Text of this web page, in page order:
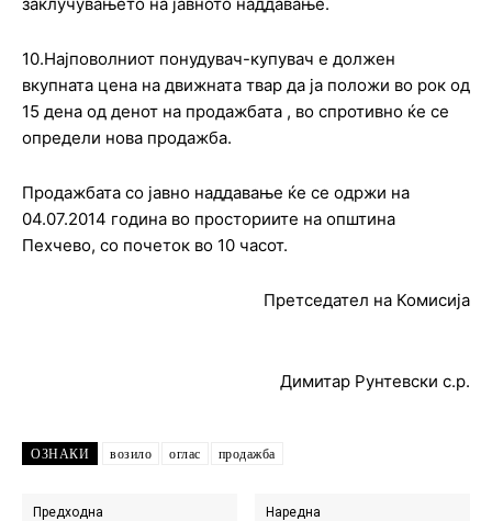
10.Најповолниот понудувач-купувач е должен
вкупната цена на движната твар да ја положи во рок од
15 дена од денот на продажбата , во спротивно ќе се
определи нова продажба.
Продажбата со јавно наддавање ќе се одржи на
04.07.2014 година во просториите на општина
Пехчево, со почеток во 10 часот.
Претседател на Комисија
Димитар Рунтевски с.р.
ОЗНАКИ возило оглас продажба
Предходна Наредна